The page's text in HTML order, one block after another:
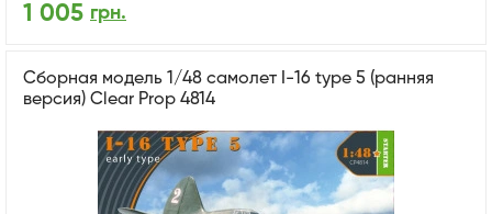
1 005 грн.
Сборная модель 1/48 самолет I-16 type 5 (ранняя
версия) Clear Prop 4814